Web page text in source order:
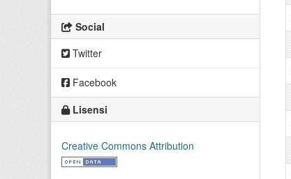
Social
Twitter
Facebook
Lisensi
Creative Commons Attribution